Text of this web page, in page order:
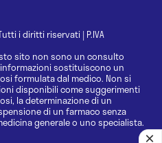
i diritti riservati | P.IVA
sito non sono un consulto
sostituiscono un
formulata dal medico. Non si
disponibili come suggerimenti
la determinazione di un
di un farmaco senza
generale o uno specialista.